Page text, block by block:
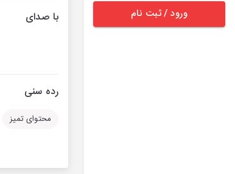
ورود / ثبت نام با صدای
رده سنی
محتوای تمیز